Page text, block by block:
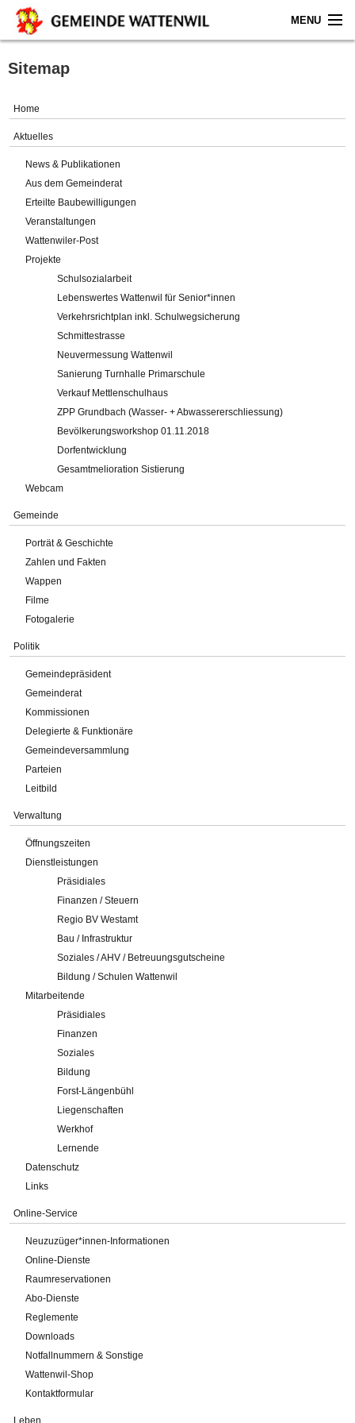
MENU
Home
Gemeinde
Verwaltung
Online-Service
Impressum
Sitemap
Home
Aktuelles
News & Publikationen
Aus dem Gemeinderat
Erteilte Baubewilligungen
Veranstaltungen
Wattenwiler-Post
Projekte
Schulsozialarbeit
Lebenswertes Wattenwil für Senior*innen
Verkehrsrichtplan inkl. Schulwegsicherung
Schmittestrasse
Neuvermessung Wattenwil
Sanierung Turnhalle Primarschule
Verkauf Mettlenschulhaus
ZPP Grundbach (Wasser- + Abwassererschliessung)
Bevölkerungsworkshop 01.11.2018
Dorfentwicklung
Gesamtmelioration Sistierung
Webcam
Gemeinde
Porträt & Geschichte
Zahlen und Fakten
Wappen
Filme
Fotogalerie
Politik
Gemeindepräsident
Gemeinderat
Kommissionen
Delegierte & Funktionäre
Gemeindeversammlung
Parteien
Leitbild
Verwaltung
Öffnungszeiten
Dienstleistungen
Präsidiales
Finanzen / Steuern
Regio BV Westamt
Bau / Infrastruktur
Soziales / AHV / Betreuungsgutscheine
Bildung / Schulen Wattenwil
Mitarbeitende
Präsidiales
Finanzen
Soziales
Bildung
Forst-Längenbühl
Liegenschaften
Werkhof
Lernende
Datenschutz
Links
Online-Service
Neuzuzüger*innen-Informationen
Online-Dienste
Raumreservationen
Abo-Dienste
Reglemente
Downloads
Notfallnummern & Sonstige
Wattenwil-Shop
Kontaktformular
Leben